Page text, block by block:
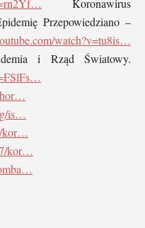
Koronawirus
Przepowiedziano –
watch?v=tu8is…
i Rząd Światowy.
is…
kor…
kor…